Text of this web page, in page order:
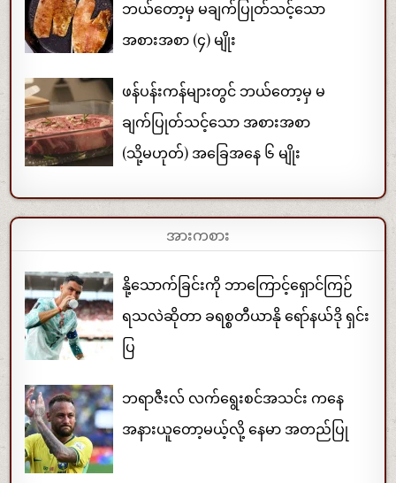
ဘယ်တော့မှ မချက်ပြုတ်သင့်သော
အစားအစာ (၄) မျိုး
ဖန်ပန်းကန်များတွင် ဘယ်တော့မှ မ
ချက်ပြုတ်သင့်သော အစားအစာ
(သို့မဟုတ်) အခြေအနေ ၆ မျိုး
အားကစား
နို့သောက်ခြင်းကို ဘာကြောင့်ရှောင်ကြဉ်
ရသလဲဆိုတာ ခရစ္စတီယာနို ရော်နယ်ဒို ရှင်း
ပြ
ဘရာဇီးလ် လက်ရွေးစင်အသင်း ကနေ
အနားယူတော့မယ့်လို့ နေမာ အတည်ပြု